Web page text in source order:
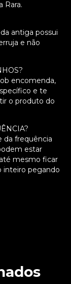
Rara.
antiga possui
e não
encomenda,
e te
o produto do
da frequência
estar
mesmo ficar
inteiro pegando